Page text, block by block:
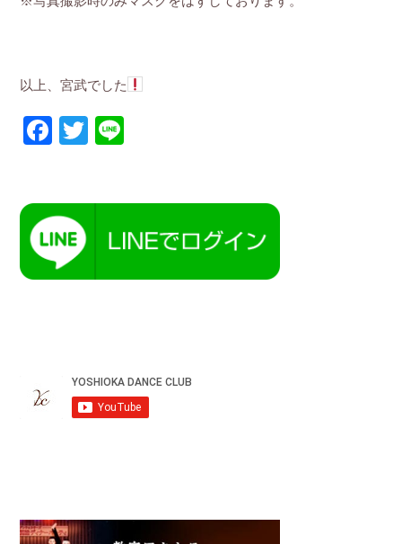
以上、宮武でした
Facebook
Twitter